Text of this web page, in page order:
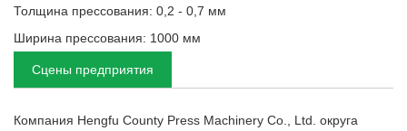
Толщина прессования: 0,2 - 0,7 мм
Ширина прессования: 1000 мм
Сцены предприятия
Компания Hengfu County Press Machinery Co., Ltd. округа